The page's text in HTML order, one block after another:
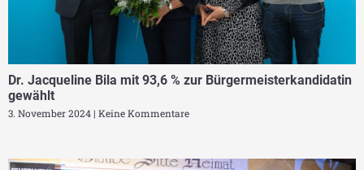
Dr. Jacqueline Bila mit 93,6 % zur Bürgermeisterkandidatin
gewählt
3. November 2024 Keine Kommentare